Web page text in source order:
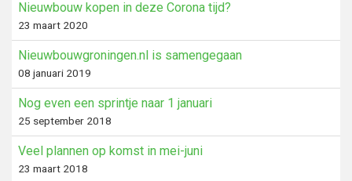
Nieuwbouw kopen in deze Corona tijd?
23 maart 2020
Nieuwbouwgroningen.nl is samengegaan
08 januari 2019
Nog even een sprintje naar 1 januari
25 september 2018
Veel plannen op komst in mei-juni
23 maart 2018